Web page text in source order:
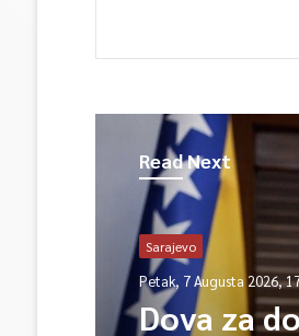
Read Next
Sarajevo
Petak, 7 Augusta 2026,
Dova za